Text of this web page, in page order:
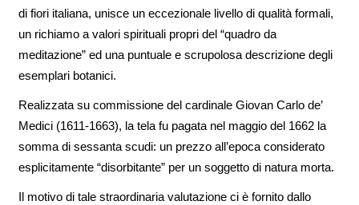
di fiori italiana, unisce un eccezionale livello di qualità formali,
un richiamo a valori spirituali propri del “quadro da
meditazione” ed una puntuale e scrupolosa descrizione degli
esemplari botanici.
Realizzata su commissione del cardinale Giovan Carlo de’
Medici (1611-1663), la tela fu pagata nel maggio del 1662 la
somma di sessanta scudi: un prezzo all’epoca considerato
esplicitamente “disorbitante” per un soggetto di natura morta.
Il motivo di tale straordinaria valutazione ci è fornito dallo